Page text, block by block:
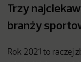
Trzy
branży
Rok 2021 to raczej